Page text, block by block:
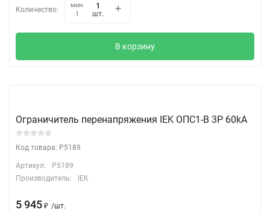
Количество:
мин.
1
шт.
В корзину
Ограничитель перенапряжения IEK ОПС1-B 3Р 60kA
Код товара: P5189
Артикул:
P5189
Производитель:
IEK
5 945 ₽ /шт.